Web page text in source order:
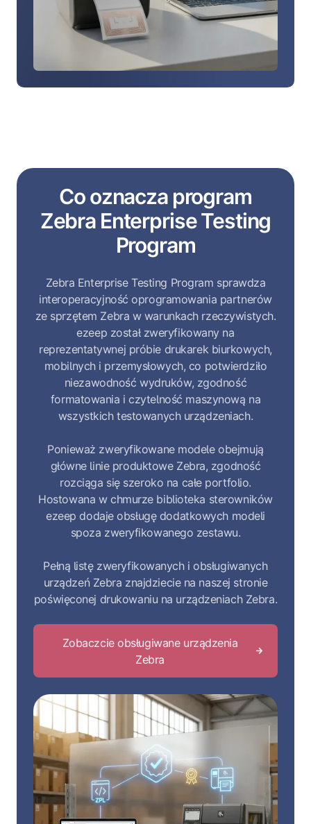
Co oznacza program
Zebra Enterprise Testing
Program
Zebra Enterprise Testing Program sprawdza
interoperacyjność oprogramowania partnerów
ze sprzętem Zebra w warunkach rzeczywistych.
ezeep został zweryfikowany na
reprezentatywnej próbie drukarek biurkowych,
mobilnych i przemysłowych, co potwierdziło
niezawodność wydruków, zgodność
formatowania i czytelność maszynową na
wszystkich testowanych urządzeniach.
Ponieważ zweryfikowane modele obejmują
główne linie produktowe Zebra, zgodność
rozciąga się szeroko na całe portfolio.
Hostowana w chmurze biblioteka sterowników
ezeep dodaje obsługę dodatkowych modeli
spoza zweryfikowanego zestawu.
Pełną listę zweryfikowanych i obsługiwanych
urządzeń Zebra znajdziecie na naszej stronie
poświęconej drukowaniu na urządzeniach Zebra.
Zobaczcie obsługiwane urządzenia
Zebra